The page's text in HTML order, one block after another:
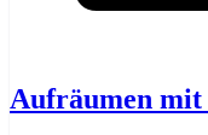
Aufräumen mit